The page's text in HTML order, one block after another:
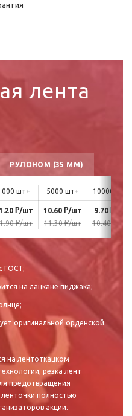
лента
РУЛОНОМ (35 ММ)
шт+ 5000 шт+ 10000 шт+
₽/шт
₽/шт
10.60 ₽/шт
11.30₽/шт
9.70 ₽
10.40
/шт
ГОСТ;
на лацкане пиджака;
оригинальной орденской
на лентоткацком
резка лент
предотвращения
ленточки полностью
акции.